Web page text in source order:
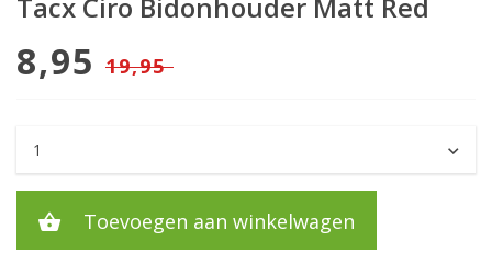
8,95 19,95
Toevoegen aan winkelwagen